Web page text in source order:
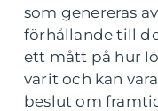
som genereras
förhållande till
ett mått på hur
varit och kan
beslut om